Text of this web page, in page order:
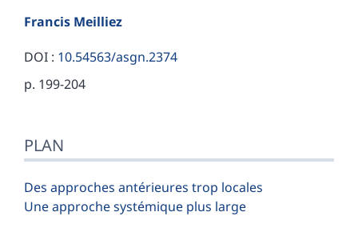
Francis Meilliez
DOI : 10.54563/asgn.2374
p. 199-204
Texte
Bibliographie
Notes
Illustrations
PLAN
Des approches antérieures trop locales
Une approche systémique plus large